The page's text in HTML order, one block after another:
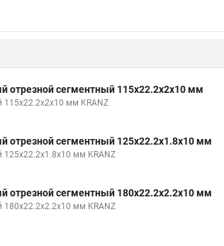
отрезной сегментный 115x22.2x2x10 мм
115x22.2x2x10 мм KRANZ
отрезной сегментный 125x22.2x1.8x10 мм
125x22.2x1.8x10 мм KRANZ
отрезной сегментный 180x22.2x2.2x10 мм
180x22.2x2.2x10 мм KRANZ